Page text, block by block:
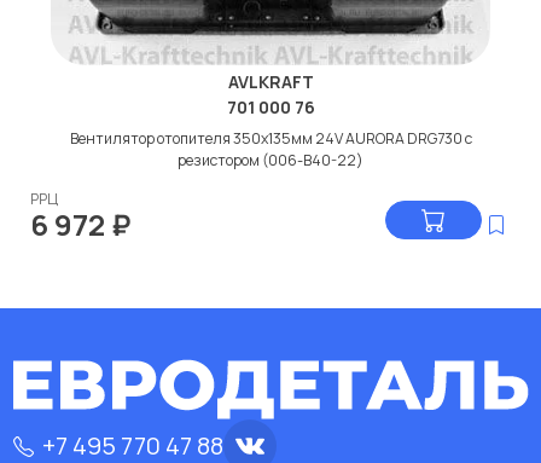
AVLKRAFT
701 000 76
Вентилятор отопителя 350x135мм 24V AURORA DRG730 с
резистором (006-B40-22)
РРЦ
6 972 ₽
+7 495 770 47 88